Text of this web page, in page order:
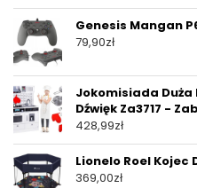
Genesis Mangan
79,90zł
Jokomisiada Duża
Dźwięk Za3717 -
428,99zł
Lionelo Roel
369,00zł